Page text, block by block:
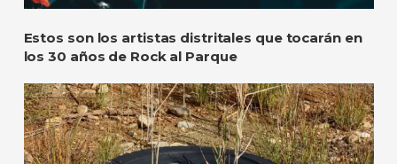
Estos son los artistas distritales que tocarán en
los 30 años de Rock al Parque